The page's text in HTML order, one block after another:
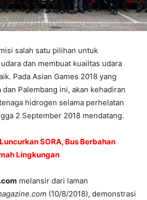
salah satu pilihan untuk
dan membuat kuailtas udara
Pada Asian Games 2018 yang
Palembang ini, akan kehadiran
hidrogen selama perhelatan
2 September 2018 mendatang.
SORA, Bus Berbahan
Lingkungan
melansir dari laman
(10/8/2018), demonstrasi